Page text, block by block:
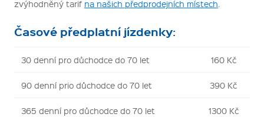
zvýhodněný tarif na našich předprodejních místech
Časové předplatní jízdenky:
30 denní pro důchodce do 70 let 160 Kč
90 denní prio důchodce do 70 let 390 Kč
365 denní pro důchodce do 70 let 1300 Kč